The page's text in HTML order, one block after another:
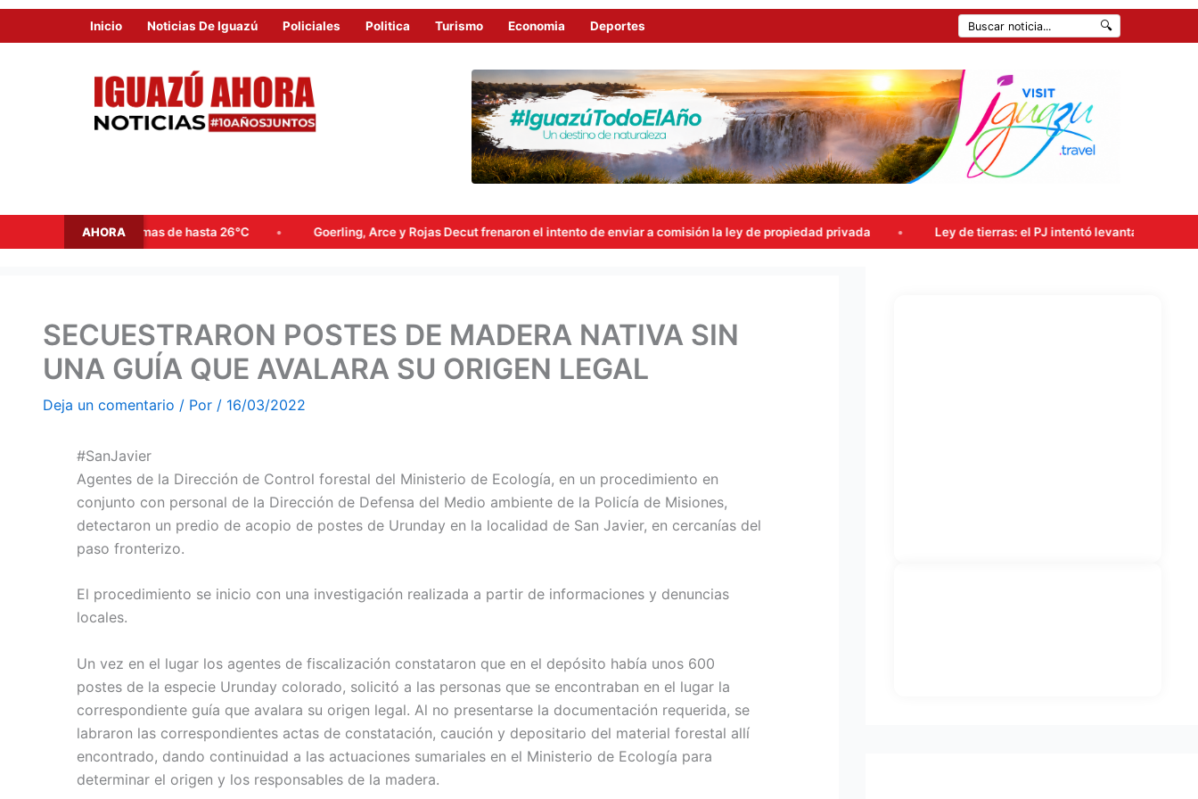
Inicio Noticias De Iguazú Policiales Politica Turismo Economia Deportes 🔍
AHORA
máximas de hasta 26°C Goerling, Arce y Rojas Decut frenaron el intento de enviar a comisión la ley de propiedad privada Ley de tierras: el PJ intentó levantar la sesión, pero el
SECUESTRARON POSTES DE MADERA NATIVA SIN
UNA GUÍA QUE AVALARA SU ORIGEN LEGAL
Deja un comentario / Por / 16/03/2022
#SanJavier
Agentes de la Dirección de Control forestal del Ministerio de Ecología, en un procedimiento en
conjunto con personal de la Dirección de Defensa del Medio ambiente de la Policía de Misiones,
detectaron un predio de acopio de postes de Urunday en la localidad de San Javier, en cercanías del
paso fronterizo.
El procedimiento se inicio con una investigación realizada a partir de informaciones y denuncias
locales.
Un vez en el lugar los agentes de fiscalización constataron que en el depósito había unos 600
postes de la especie Urunday colorado, solicitó a las personas que se encontraban en el lugar la
correspondiente guía que avalara su origen legal. Al no presentarse la documentación requerida, se
labraron las correspondientes actas de constatación, caución y depositario del material forestal allí
encontrado, dando continuidad a las actuaciones sumariales en el Ministerio de Ecología para
determinar el origen y los responsables de la madera.